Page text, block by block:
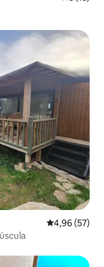
4,96 de uma
4,96 (57)